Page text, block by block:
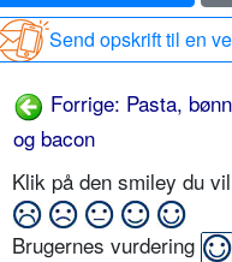
Send opskrift til en
Forrige: Pasta,
og bacon
Klik på den smiley du
Brugernes vurdering